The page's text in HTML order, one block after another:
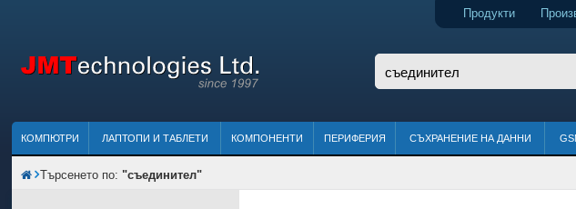
Продукти
КОМПЮТРИ ЛАПТОПИ И ТАБЛЕТИ КОМПОНЕНТИ ПЕРИФЕРИЯ СЪХРАНЕНИЕ НА ДАННИ
Търсенето по: "съединител"